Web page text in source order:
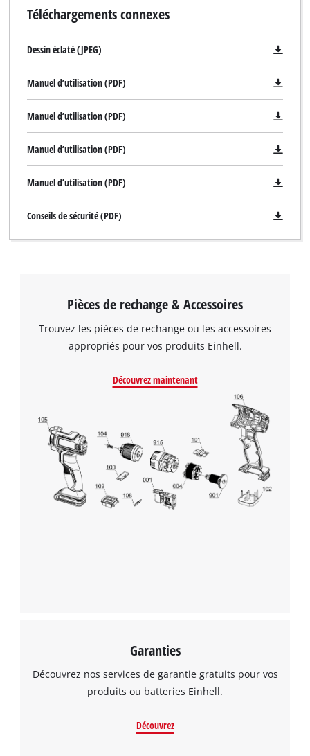
Téléchargements connexes
Dessin éclaté (JPEG)
Manuel d’utilisation (PDF)
Manuel d’utilisation (PDF)
Manuel d’utilisation (PDF)
Manuel d’utilisation (PDF)
Conseils de sécurité (PDF)
Pièces de rechange & Accessoires
Trouvez les pièces de rechange ou les accessoires
appropriés pour vos produits Einhell.
Découvrez maintenant
Garanties
Découvrez nos services de garantie gratuits pour vos
produits ou batteries Einhell.
Découvrez